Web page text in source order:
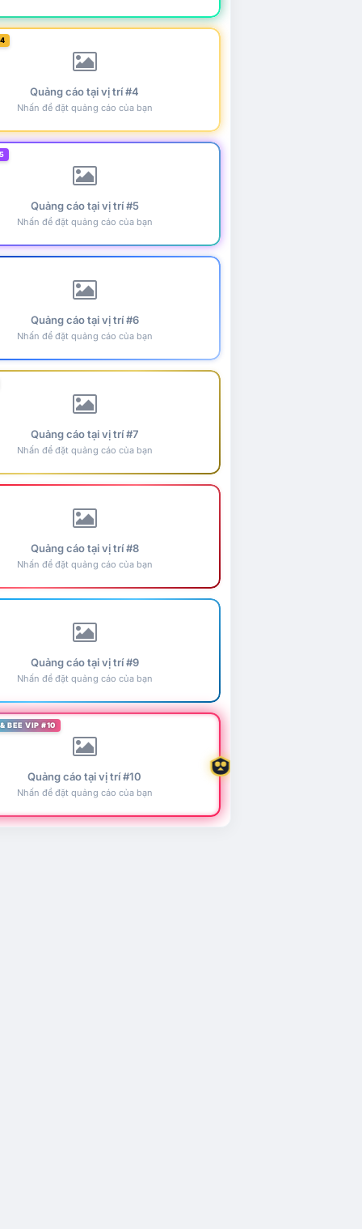
Quảng cáo tại vị trí #4
Nhấn để đặt quảng cáo của bạn
Quảng cáo tại vị trí #5
Nhấn để đặt quảng cáo của bạn
Quảng cáo tại vị trí #6
Nhấn để đặt quảng cáo của bạn
Quảng cáo tại vị trí #7
Nhấn để đặt quảng cáo của bạn
Quảng cáo tại vị trí #8
Nhấn để đặt quảng cáo của bạn
Quảng cáo tại vị trí #9
Nhấn để đặt quảng cáo của bạn
BEE VIP #10
Quảng cáo tại vị trí #10
Nhấn để đặt quảng cáo của bạn